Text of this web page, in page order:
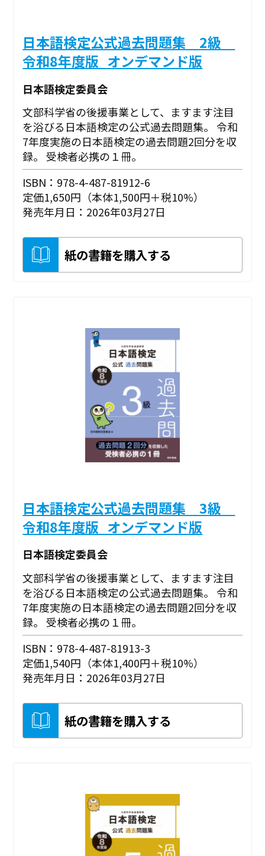
日本語検定公式過去問題集 2級
令和8年度版_オンデマンド版
日本語検定委員会
文部科学省の後援事業として、ますます注目
を浴びる日本語検定の公式過去問題集。 令和
7年度実施の日本語検定の過去問題2回分を収
録。 受検者必携の１冊。
ISBN：978-4-487-81912-6
定価1,650円（本体1,500円＋税10%）
発売年月日：2026年03月27日
紙の書籍を購入する
日本語検定公式過去問題集 3級
令和8年度版_オンデマンド版
日本語検定委員会
文部科学省の後援事業として、ますます注目
を浴びる日本語検定の公式過去問題集。 令和
7年度実施の日本語検定の過去問題2回分を収
録。 受検者必携の１冊。
ISBN：978-4-487-81913-3
定価1,540円（本体1,400円＋税10%）
発売年月日：2026年03月27日
紙の書籍を購入する